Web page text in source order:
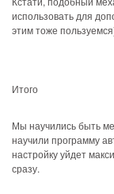
использовать для
этим тоже
Итого
Мы научились быть
научили программу
настройку уйдет
сразу.